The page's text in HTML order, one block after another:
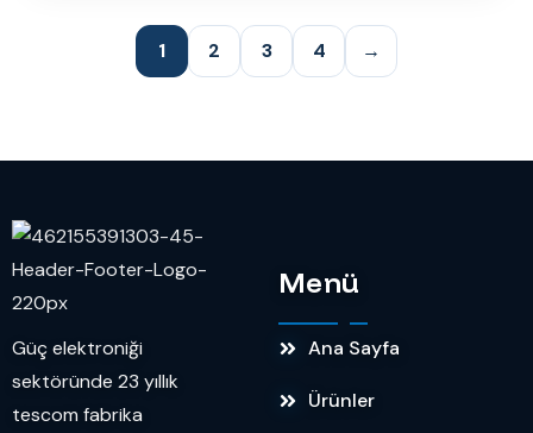
1 2 3 4 →
Güç elektroniği
sektöründe 23 yıllık
tescom fabrika
Menü
Ana Sayfa
Ürünler